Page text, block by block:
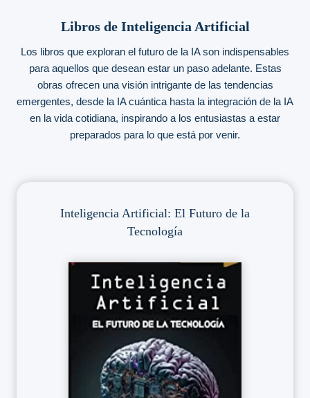
Libros de Inteligencia Artificial
Los libros que exploran el futuro de la IA son indispensables
para aquellos que desean estar un paso adelante. Estas
obras ofrecen una visión intrigante de las tendencias
emergentes, desde la IA cuántica hasta la integración de la IA
en la vida cotidiana, inspirando a los entusiastas a estar
preparados para lo que está por venir.
Inteligencia Artificial: El Futuro de la
Tecnología